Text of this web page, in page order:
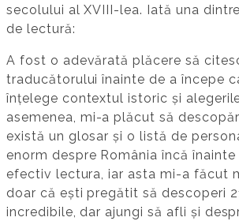
secolului al XVIII-lea. Iată una
de lectură:
A fost o adevărată plăcere să
traducătorului înainte de a începe
înțelege contextul istoric și
asemenea, mi-a plăcut să
există un glosar și o listă de
enorm despre România încă
efectiv lectura, iar asta mi-a făcut
doar că ești pregătit să descoperi
incredibile, dar ajungi să afli și